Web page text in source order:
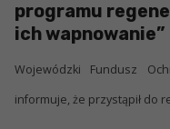
programu
ich wapnowanie”
Wojewódzki Fundusz
informuje, że przystąpił do